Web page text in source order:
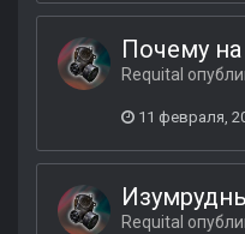
Почему
Requital
11 февраля,
Requital